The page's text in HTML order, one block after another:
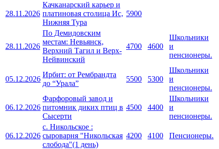
28.11.2026
Качканарский карьер и
платиновая столица Ис,
Нижняя Тура
5900
28.11.2026
По Демидовским
местам: Невьянск,
Верхний Тагил и Верх-
Нейвинский
4700 4600
Школьники
и
пенсионеры.
05.12.2026
Ирбит: от Рембрандта
до “Урала”
5500 5300
Школьники
и
пенсионеры.
06.12.2026
Фарфоровый завод и
питомник диких птиц в
Сысерти
4500 4400
Школьники
и
пенсионеры.
06.12.2026
с. Никольское :
сыроварня "Никольская
слобода"(1 день)
4200 4100 Пенсионеры.